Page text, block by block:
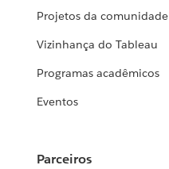
Projetos da comunidade
Vizinhança do Tableau
Programas acadêmicos
Eventos
Parceiros